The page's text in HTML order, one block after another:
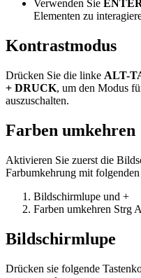
Verwenden Sie
Elementen zu
Kontrastmodus
Drücken Sie die linke ALT-
+ DRUCK, um den Modus
auszuschalten.
Farben umkehren
Aktivieren Sie zuerst die
Farbumkehrung mit
Bildschirmlupe und +
Farben umkehren Strg
Bildschirmlupe
Drücken sie folgende